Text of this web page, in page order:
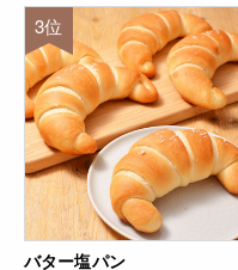
3位
バター塩パン